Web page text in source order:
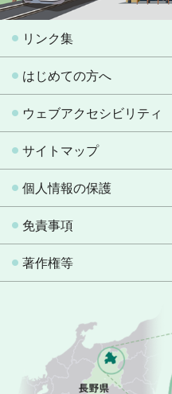
リンク集
はじめての方へ
ウェブアクセシビリティ
サイトマップ
個人情報の保護
免責事項
著作権等